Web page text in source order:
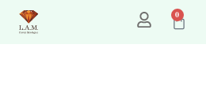
0